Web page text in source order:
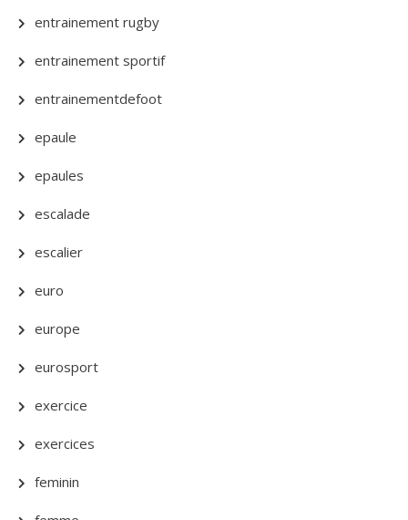
entrainement rugby
entrainement sportif
entrainementdefoot
epaule
epaules
escalade
escalier
euro
europe
eurosport
exercice
exercices
feminin